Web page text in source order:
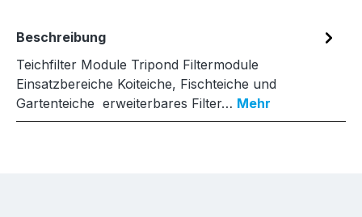
Beschreibung
Teichfilter Module Tripond Filtermodule
Einsatzbereiche Koiteiche, Fischteiche und
Gartenteiche erweiterbares Filter… Mehr